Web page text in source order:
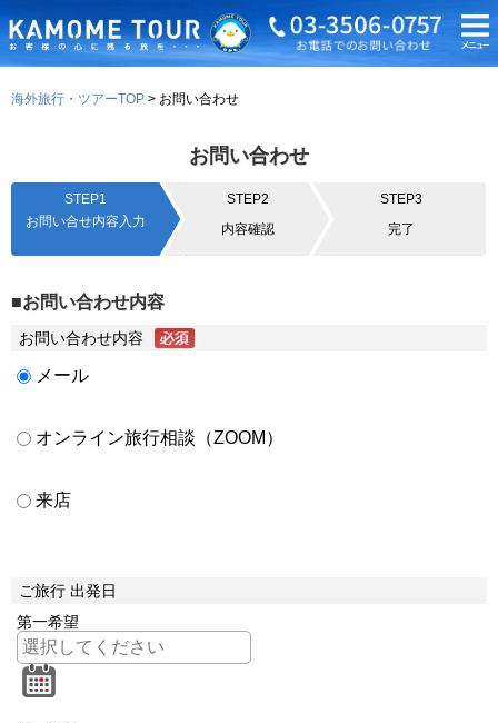
海外旅行・ツアーTOP お問い合わせ
お問い合わせ
STEP1
お問い合せ内容入力
STEP2
内容確認
STEP3
完了
■お問い合わせ内容
お問い合わせ内容
メール
オンライン旅行相談（ZOOM）
来店
ご旅行 出発日
第一希望